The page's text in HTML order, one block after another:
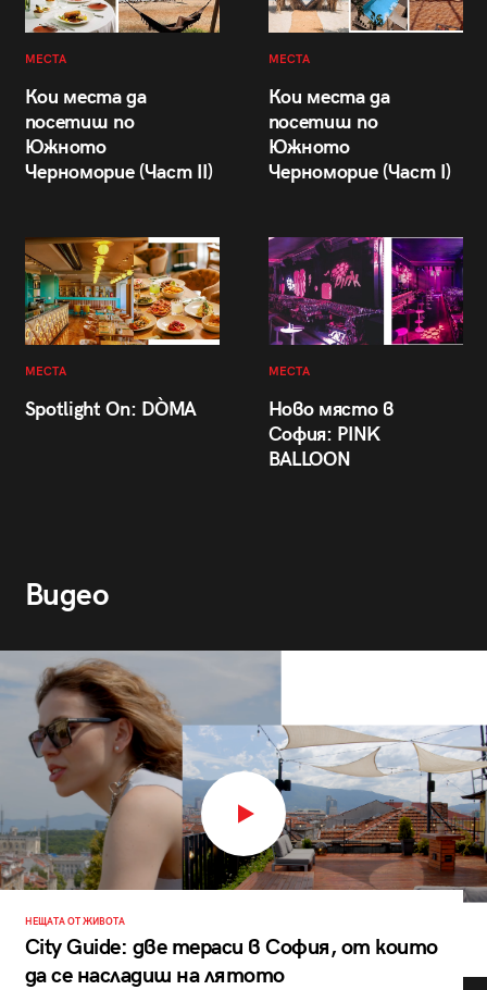
МЕСТА
Кои места да
посетиш по
Южното
Черноморие (Част II)
МЕСТА
Кои места да
посетиш по
Южното
Черноморие (Част I)
МЕСТА
Spotlight On: DÒMA
МЕСТА
Ново място в
София: PINK
BALLOON
Видео
НЕЩАТА ОТ ЖИВОТА
City Guide: две тераси в София, от които
да се насладиш на лятото